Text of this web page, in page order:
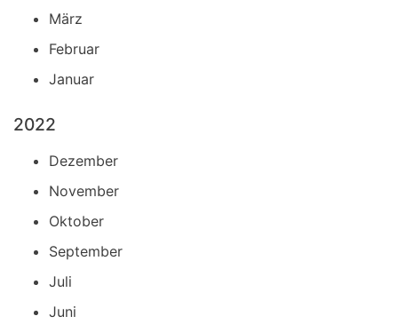
März
Februar
Januar
2022
Dezember
November
Oktober
September
Juli
Juni